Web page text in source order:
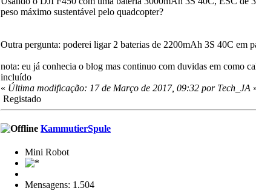
peso máximo sustentável pelo quadcopter?
Outra pergunta: poderei ligar 2 baterias de 2200mAh 3S 40C em
nota: eu já conhecia o blog mas continuo com duvidas em como
incluído
« Última modificação: 17 de Março de 2017, 09:32 por Tech_JA
Registado
KammutierSpule
Mini Robot
Mensagens: 1.504